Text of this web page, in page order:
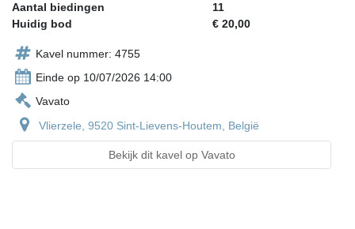
Aantal biedingen
11
Huidig bod
€ 20,00
Kavel nummer: 4755
Einde op 10/07/2026 14:00
Vavato
Vlierzele, 9520 Sint-Lievens-Houtem, België
Bekijk dit kavel op Vavato